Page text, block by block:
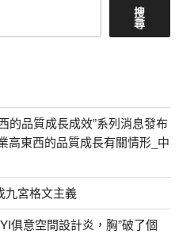
搜
尋
的品質成長成效”系列消息發布
高東西的品質成長有關情形_中
九宮格文主義
俱意空間設計炎，胸”破了個